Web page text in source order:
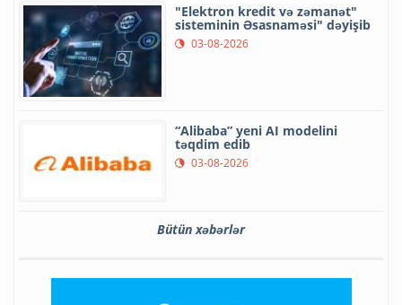
"Elektron kredit və zəmanət"
sisteminin Əsasnaməsi" dəyişib
03-08-2026
“Alibaba” yeni AI modelini
təqdim edib
03-08-2026
Bütün xəbərlər